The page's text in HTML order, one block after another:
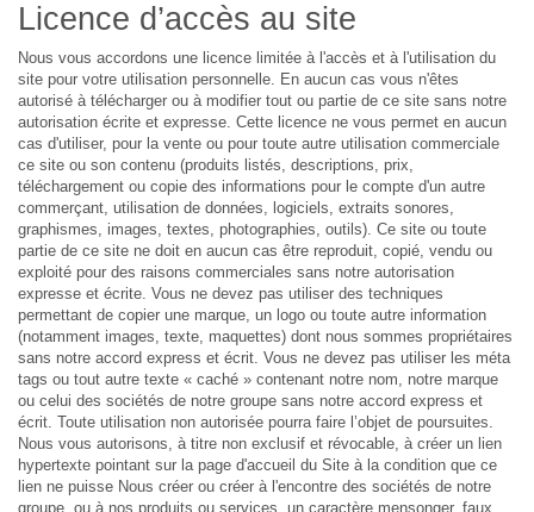
Licence d’accès au site
Nous vous accordons une licence limitée à l'accès et à l'utilisation du
site pour votre utilisation personnelle. En aucun cas vous n'êtes
autorisé à télécharger ou à modifier tout ou partie de ce site sans notre
autorisation écrite et expresse. Cette licence ne vous permet en aucun
cas d'utiliser, pour la vente ou pour toute autre utilisation commerciale
ce site ou son contenu (produits listés, descriptions, prix,
téléchargement ou copie des informations pour le compte d'un autre
commerçant, utilisation de données, logiciels, extraits sonores,
graphismes, images, textes, photographies, outils). Ce site ou toute
partie de ce site ne doit en aucun cas être reproduit, copié, vendu ou
exploité pour des raisons commerciales sans notre autorisation
expresse et écrite. Vous ne devez pas utiliser des techniques
permettant de copier une marque, un logo ou toute autre information
(notamment images, texte, maquettes) dont nous sommes propriétaires
sans notre accord express et écrit. Vous ne devez pas utiliser les méta
tags ou tout autre texte « caché » contenant notre nom, notre marque
ou celui des sociétés de notre groupe sans notre accord express et
écrit. Toute utilisation non autorisée pourra faire l’objet de poursuites.
Nous vous autorisons, à titre non exclusif et révocable, à créer un lien
hypertexte pointant sur la page d'accueil du Site à la condition que ce
lien ne puisse Nous créer ou créer à l'encontre des sociétés de notre
groupe, ou à nos produits ou services, un caractère mensonger, faux,